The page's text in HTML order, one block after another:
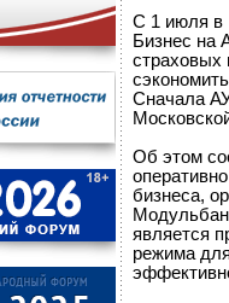
С 1 июля в
Бизнес на
страховых
Сначала
Об этом
бизнеса,
является
режима